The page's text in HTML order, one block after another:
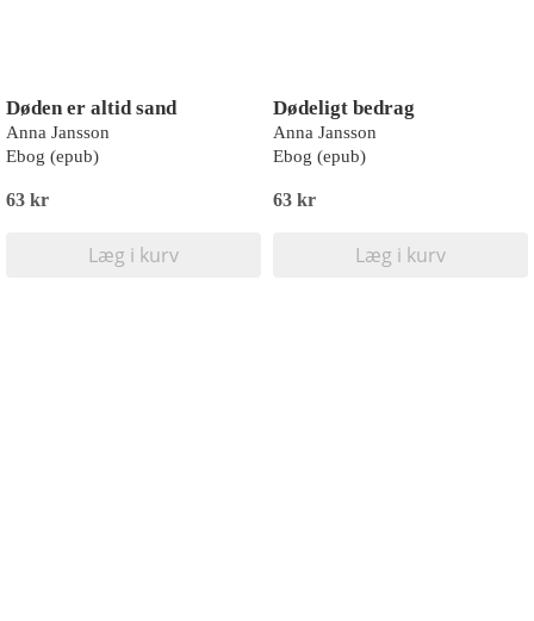
Døden er altid sand
Anna Jansson
Ebog (epub)
63 kr
Læg i kurv
Dødeligt bedrag
Anna Jansson
Ebog (epub)
63 kr
Læg i kurv